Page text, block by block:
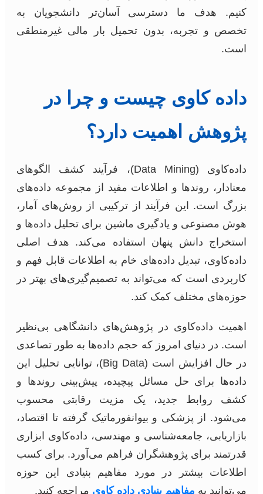
کنیم. هدف ما دسترسی آسان‌تر دانشجویان به
تخصص و تجربه، بدون تحمیل بار مالی غیرمنطقی
است.
داده کاوی چیست و چرا در
پژوهش اهمیت دارد؟
داده‌کاوی (Data Mining)، فرآیند کشف الگوهای
معنادار، روندها و اطلاعات مفید از مجموعه داده‌های
بزرگ است. این فرآیند از ترکیبی از روش‌های آمار،
هوش مصنوعی و یادگیری ماشین برای تحلیل داده‌ها و
استخراج دانش پنهان استفاده می‌کند. هدف اصلی
داده‌کاوی، تبدیل داده‌های خام به اطلاعات قابل فهم و
کاربردی است که می‌تواند به تصمیم‌گیری‌های بهتر در
حوزه‌های مختلف کمک کند.
اهمیت داده‌کاوی در پژوهش‌های دانشگاهی بی‌نظیر
است. در دنیای امروز که حجم داده‌ها به طور تصاعدی
در حال افزایش است (Big Data)، توانایی تحلیل این
داده‌ها برای حل مسائل پیچیده، پیش‌بینی روندها و
کشف روابط جدید، یک مزیت رقابتی محسوب
می‌شود. از پزشکی و بیوانفورماتیک گرفته تا اقتصاد،
بازاریابی، جامعه‌شناسی و مهندسی، داده‌کاوی ابزاری
قدرتمند برای پژوهشگران فراهم می‌آورد. برای کسب
اطلاعات بیشتر در مورد مفاهیم بنیادی این حوزه
می‌توانید به مفاهیم بنیادی داده کاوی مراجعه کنید.